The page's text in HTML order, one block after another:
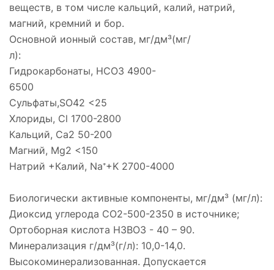
веществ, в том числе кальций, калий, натрий,
магний, кремний и бор.
Основной ионный состав, мг/дм³(мг/
л):
Гидрокарбонаты, НСО3 4900-
6500
Сульфаты,SO42 <25
Хлориды, Cl 1700-2800
Кальций, Ca2 50-200
Магний, Mg2 <150
Натрий +Калий, Na⁺+K 2700-4000
Биологически активные компоненты, мг/дм³ (мг/л):
Диоксид углерода СО2-500-2350 в источнике;
Ортоборная кислота Н3ВО3 - 40 – 90.
Минерализация г/дм³(г/л): 10,0-14,0.
Высокоминерализованная. Допускается